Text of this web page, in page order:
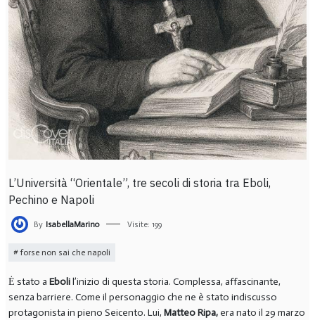
L’Università “Orientale”, tre secoli di storia tra Eboli,
Pechino e Napoli
By IsabellaMarino Visite: 199
forse non sai che napoli
Ė stato a Ebolil’inizio di questa storia. Complessa, affascinante,
senza barriere. Come il personaggio che ne è stato indiscusso
protagonista in pieno Seicento. Lui, Matteo Ripa,era nato il 29 marzo